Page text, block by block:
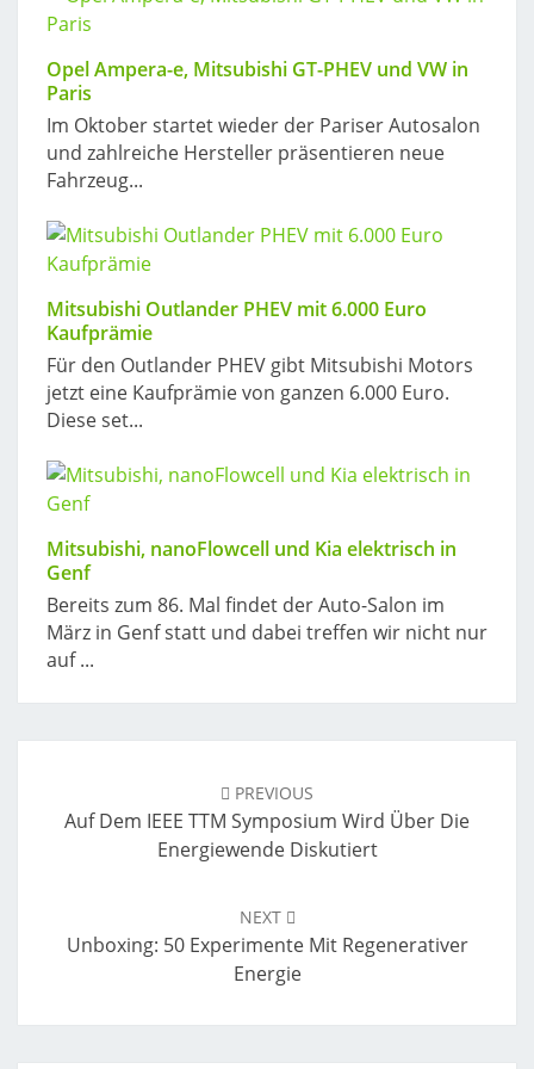
Opel Ampera-e, Mitsubishi GT-PHEV und VW in
Paris
Im Oktober startet wieder der Pariser Autosalon
und zahlreiche Hersteller präsentieren neue
Fahrzeug...
Mitsubishi Outlander PHEV mit 6.000 Euro
Kaufprämie
Für den Outlander PHEV gibt Mitsubishi Motors
jetzt eine Kaufprämie von ganzen 6.000 Euro.
Diese set...
Mitsubishi, nanoFlowcell und Kia elektrisch in
Genf
Bereits zum 86. Mal findet der Auto-Salon im
März in Genf statt und dabei treffen wir nicht nur
auf ...
PREVIOUS
Auf Dem IEEE TTM Symposium Wird Über Die
Energiewende Diskutiert
NEXT
Unboxing: 50 Experimente Mit Regenerativer
Energie